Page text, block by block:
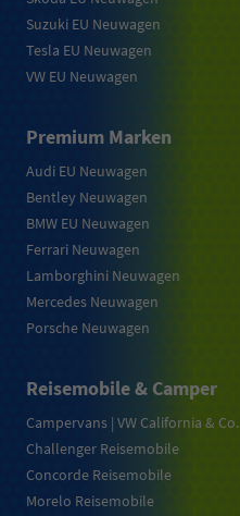
Suzuki EU Neuwagen
Tesla EU Neuwagen
VW EU Neuwagen
Premium Marken
Audi EU Neuwagen
Bentley Neuwagen
BMW EU Neuwagen
Ferrari Neuwagen
Lamborghini Neuwagen
Mercedes Neuwagen
Porsche Neuwagen
Reisemobile & Camper
Campervans | VW California & Co.
Challenger Reisemobile
Concorde Reisemobile
Morelo Reisemobile